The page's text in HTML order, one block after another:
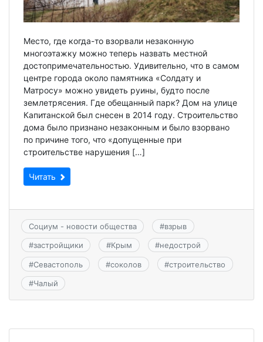
Место, где когда-то взорвали незаконную
многоэтажку можно теперь назвать местной
достопримечательностью. Удивительно, что в самом
центре города около памятника «Солдату и
Матросу» можно увидеть руины, будто после
землетрясения. Где обещанный парк? Дом на улице
Капитанской был снесен в 2014 году. Строительство
дома было признано незаконным и было взорвано
по причине того, что «допущенные при
строительстве нарушения […]
Читать
Социум - новости общества #взрыв
#застройщики #Крым #недострой
#Севастополь #соколов #строительство
#Чалый